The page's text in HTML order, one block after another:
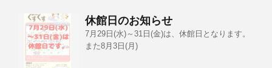
休館日のお知らせ
7月29日(水)～31日(金)は、休館日となります。
また8月3日(月)